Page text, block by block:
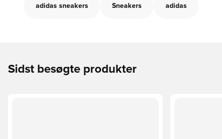
adidas sneakers Sneakers adidas
Sidst besøgte produkter